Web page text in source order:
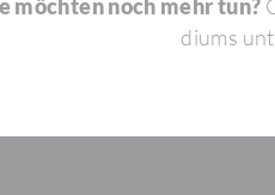
möchten noch mehr tun?
diums